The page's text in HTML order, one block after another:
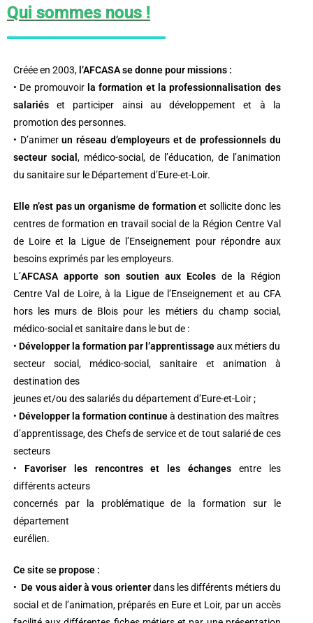
Qui sommes nous !
Créée en 2003,l’AFCASA se donne pour missions :
• De promouvoirla formation et la professionnalisation des
salariés et participer ainsi au développement et à la
promotion des personnes.
• D’animerun réseau d’employeurs et de professionnels du
secteur social, médico-social, de l’éducation, de l’animation
du sanitaire sur le Département d’Eure-et-Loir.
Elle n’est pas un organisme de formation et sollicite donc les
centres de formation en travail social de la Région Centre Val
de Loire et la Ligue de l’Enseignement pour répondre aux
besoins exprimés par les employeurs.
L’AFCASA apporte son soutien aux Ecolesde la Région
Centre Val de Loire, à la Ligue de l’Enseignement et au CFA
hors les murs de Blois pour les métiers du champ social,
médico-social et sanitaire dans le but de :
• Développer la formation par l’apprentissageaux métiers du
secteur social, médico-social, sanitaire et animation à
destination des
jeunes et/ou des salariés du département d’Eure-et-Loir ;
• Développer la formation continueà destination des maîtres
d’apprentissage, des Chefs de service et de tout salarié de ces
secteurs
• Favoriser les rencontres et les échanges entre les
différents acteurs
concernés par la problématique de la formation sur le
département
eurélien.
Ce site se propose :
• De vous aider à vous orienterdans les différents métiers du
social et de l’animation, préparés en Eure et Loir, par un accès